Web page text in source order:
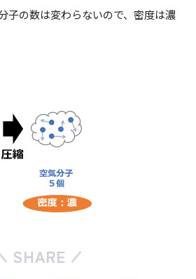
子の数は変わらないので、 密度は濃
SHARE